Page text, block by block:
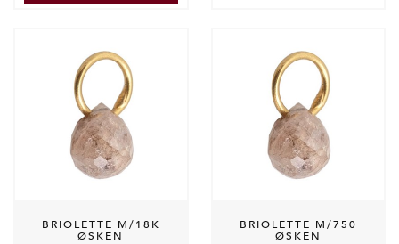
BRIOLETTE M/18K
ØSKEN
BRIOLETTE M/750
ØSKEN